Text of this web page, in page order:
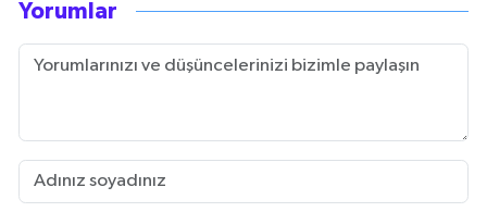
Yorumlar